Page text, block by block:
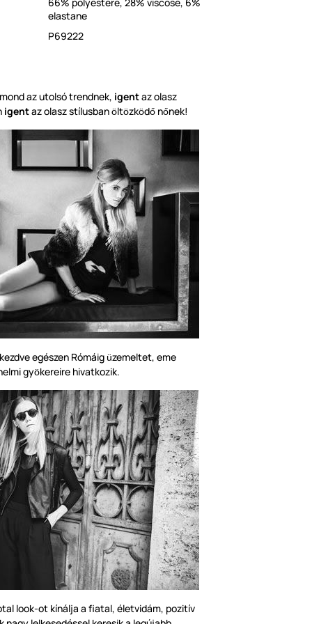
elastane
P69222
mond az utolsó trendnek, igentaz olasz
igentaz olasz stílusban öltözködő nőnek!
egészen Rómáig üzemeltet, eme
gyökereire hivatkozik.
look-ot kínálja a fiatal, életvidám, pozitív